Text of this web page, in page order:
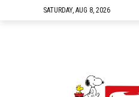
SATURDAY, AUG 8, 2026